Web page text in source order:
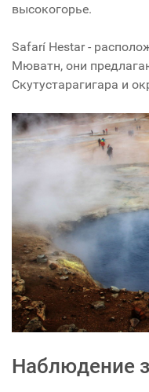
высокогорье.
Safarí Hestar -
Мюватн, они
Скутустарагигара и
Наблюдение